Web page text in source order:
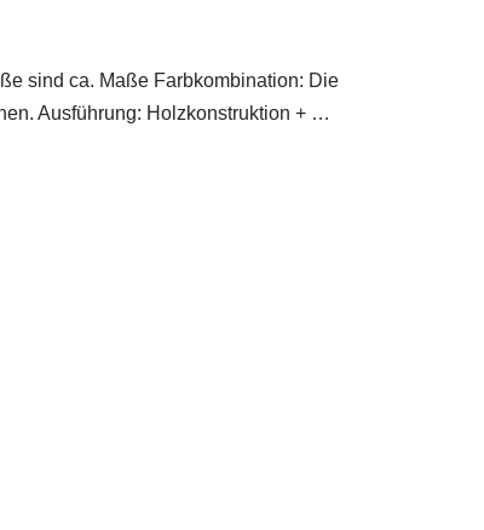
sind ca. Maße Farbkombination: Die
Ausführung: Holzkonstruktion + …